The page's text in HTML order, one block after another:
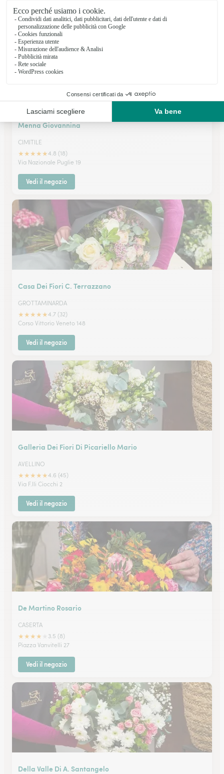
Vedi il negozio
Menna Giovannina
CIMITILE
★★★★★4.8 (18)
Via Nazionale Puglie 19
Vedi il negozio
Casa Dei Fiori C. Terrazzano
GROTTAMINARDA
★★★★★4.7 (32)
Corso Vittorio Veneto 148
Vedi il negozio
Galleria Dei Fiori Di Picariello Mario
AVELLINO
★★★★★4.6 (45)
Via F.lli Ciocchi 2
Vedi il negozio
De Martino Rosario
CASERTA
★★★★
3.5 (8)
Piazza Vanvitelli 27
Vedi il negozio
Della Valle Di A. Santangelo